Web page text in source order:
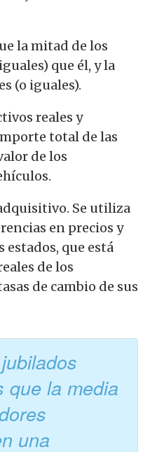
la mitad de los
que él, y la
(o iguales).
reales y
total de las
de los
Se utiliza
en precios y
estados, que está
de los
de cambio de sus
que la media
una